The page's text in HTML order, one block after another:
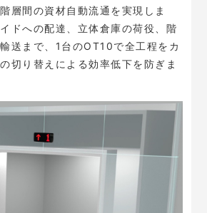
層間の資材自動流通を実現しま
ドへの配達、立体倉庫の荷役、階
送まで、1台のOT10で全工程をカ
切り替えによる効率低下を防ぎま